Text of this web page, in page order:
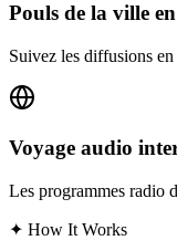
Pouls de la ville
Suivez les diffusions
Voyage audio
Les programmes radio
✦ How It Works